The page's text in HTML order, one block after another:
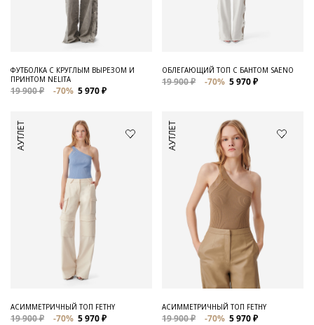
ФУТБОЛКА С КРУГЛЫМ ВЫРЕЗОМ И
ПРИНТОМ NELITA
19 900 ₽ -70% 5 970 ₽
ОБЛЕГАЮЩИЙ ТОП С БАНТОМ SAENO
19 900 ₽ -70% 5 970 ₽
АУТЛЕТ
АСИММЕТРИЧНЫЙ ТОП FETHY
19 900 ₽ -70% 5 970 ₽
АУТЛЕТ
АСИММЕТРИЧНЫЙ ТОП FETHY
19 900 ₽ -70% 5 970 ₽